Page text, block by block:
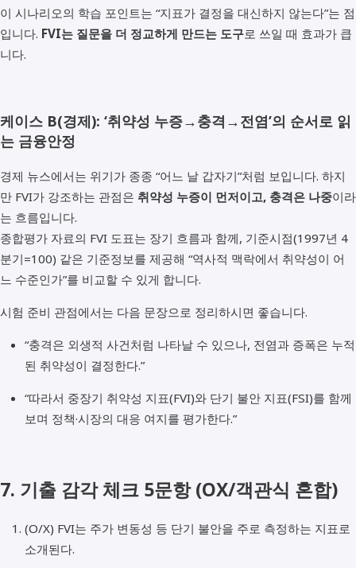
이 시나리오의 학습 포인트는 “지표가 결정을 대신하지 않는다”는 점
입니다. FVI는 질문을 더 정교하게 만드는 도구로 쓰일 때 효과가 큽
니다.
케이스 B(경제): ‘취약성 누증→충격→전염’의 순서로 읽
는 금융안정
경제 뉴스에서는 위기가 종종 “어느 날 갑자기”처럼 보입니다. 하지
만 FVI가 강조하는 관점은 취약성 누증이 먼저이고, 충격은 나중이라
는 흐름입니다.
종합평가 자료의 FVI 도표는 장기 흐름과 함께, 기준시점(1997년 4
분기=100) 같은 기준정보를 제공해 “역사적 맥락에서 취약성이 어
느 수준인가”를 비교할 수 있게 합니다.
시험 준비 관점에서는 다음 문장으로 정리하시면 좋습니다.
“충격은 외생적 사건처럼 나타날 수 있으나, 전염과 증폭은 누적
된 취약성이 결정한다.”
“따라서 중장기 취약성 지표(FVI)와 단기 불안 지표(FSI)를 함께
보며 정책·시장의 대응 여지를 평가한다.”
7. 기출 감각 체크 5문항 (OX/객관식 혼합)
(O/X) FVI는 주가 변동성 등 단기 불안을 주로 측정하는 지표로
소개된다.